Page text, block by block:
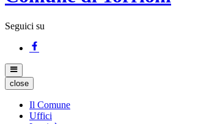
Seguici su
close
Il Comune
Uffici